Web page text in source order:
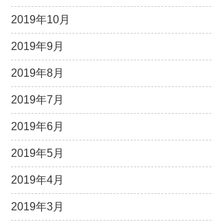
2019年10月
2019年9月
2019年8月
2019年7月
2019年6月
2019年5月
2019年4月
2019年3月